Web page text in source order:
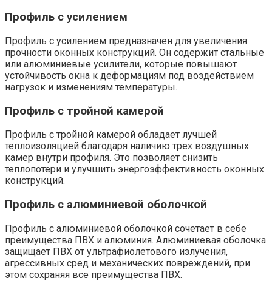
Профиль с усилением
Профиль с усилением предназначен для увеличения
прочности оконных конструкций.​ Он содержит стальные
или алюминиевые усилители, которые повышают
устойчивость окна к деформациям под воздействием
нагрузок и изменениям температуры.​
Профиль с тройной камерой
Профиль с тройной камерой обладает лучшей
теплоизоляцией благодаря наличию трех воздушных
камер внутри профиля.​ Это позволяет снизить
теплопотери и улучшить энергоэффективность оконных
конструкций.​
Профиль с алюминиевой оболочкой
Профиль с алюминиевой оболочкой сочетает в себе
преимущества ПВХ и алюминия.​ Алюминиевая оболочка
защищает ПВХ от ультрафиолетового излучения,
агрессивных сред и механических повреждений, при
этом сохраняя все преимущества ПВХ.​